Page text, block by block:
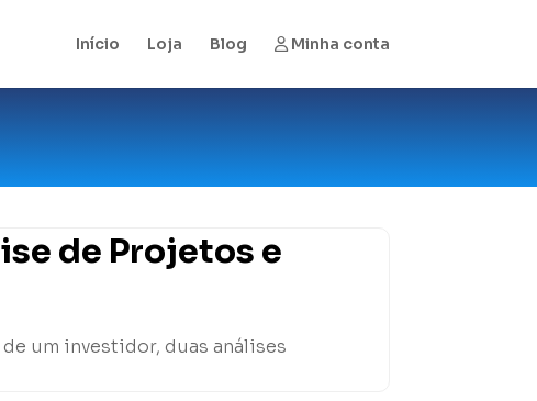
Início Loja Blog Minha conta
de Projetos e
um investidor, duas análises